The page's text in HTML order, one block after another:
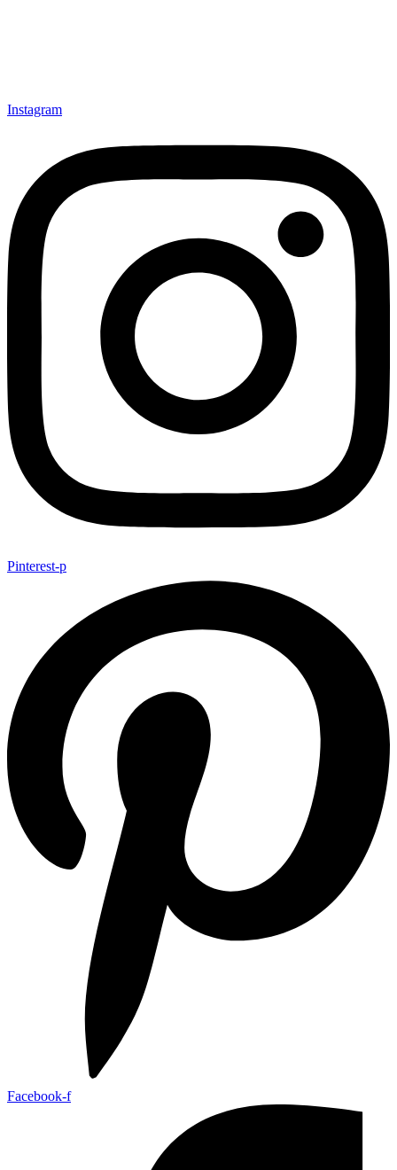
Instagram
Pinterest-p
Facebook-f